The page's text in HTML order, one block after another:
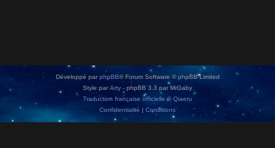
Développé par phpBB® Forum Software © phpBB Limited
Style parArty - phpBB 3.3 par MrGaby
Traduction française officielle ©Qiaeru
Confidentialité | Conditions